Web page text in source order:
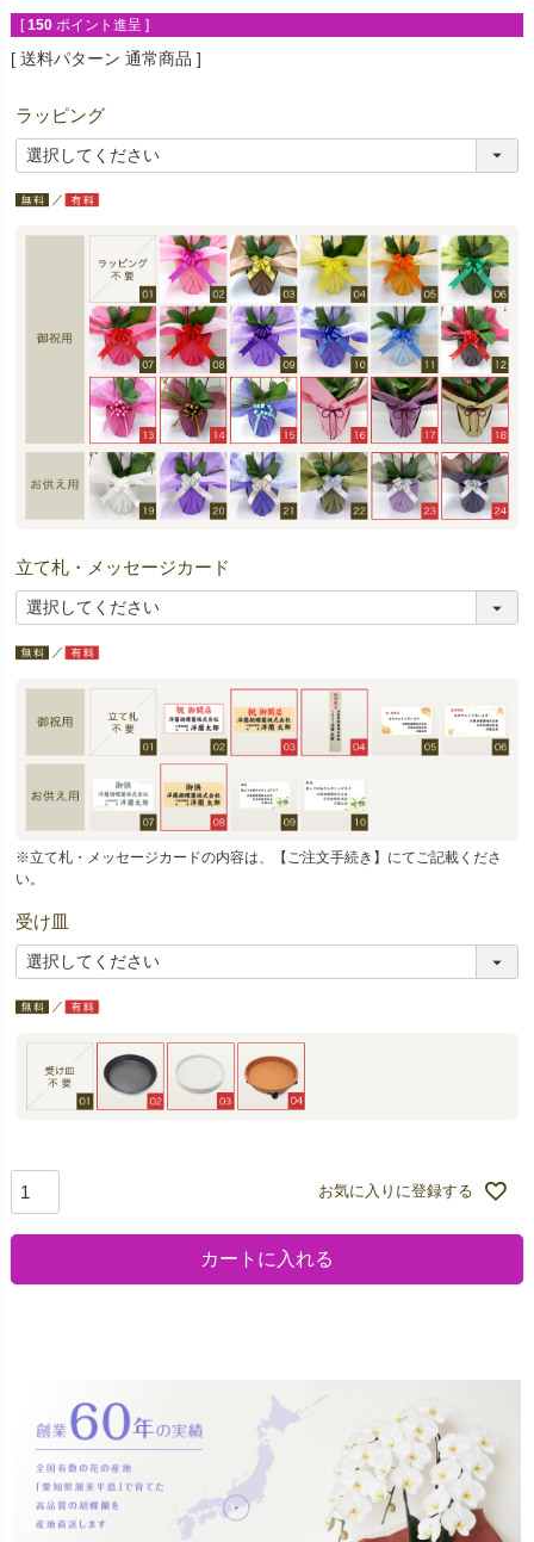
[ 150 ポイント進呈 ]
送料パターン 通常商品
ラッピング
立て札・メッセージカード
※立て札・メッセージカードの内容は、【ご注文手続き】にてご記載くださ
い。
受け皿
お気に入りに登録する
カートに入れる